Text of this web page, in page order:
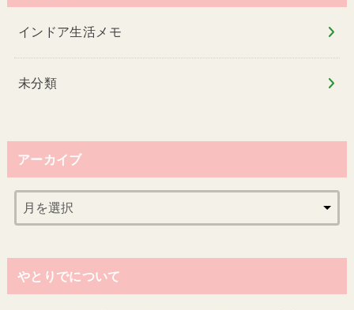
インドア生活メモ
未分類
アーカイブ
やとりでについて